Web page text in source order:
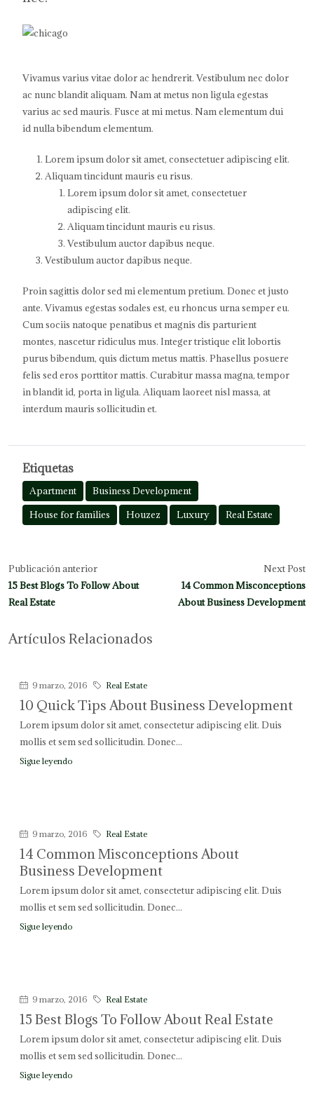
Vivamus varius vitae dolor ac hendrerit. Vestibulum nec dolor
ac nunc blandit aliquam. Nam at metus non ligula egestas
varius ac sed mauris. Fusce at mi metus. Nam elementum dui
id nulla bibendum elementum.
Lorem ipsum dolor sit amet, consectetuer adipiscing elit.
Aliquam tincidunt mauris eu risus.
Lorem ipsum dolor sit amet, consectetuer
adipiscing elit.
Aliquam tincidunt mauris eu risus.
Vestibulum auctor dapibus neque.
Vestibulum auctor dapibus neque.
Proin sagittis dolor sed mi elementum pretium. Donec et justo
ante. Vivamus egestas sodales est, eu rhoncus urna semper eu.
Cum sociis natoque penatibus et magnis dis parturient
montes, nascetur ridiculus mus. Integer tristique elit lobortis
purus bibendum, quis dictum metus mattis. Phasellus posuere
felis sed eros porttitor mattis. Curabitur massa magna, tempor
in blandit id, porta in ligula. Aliquam laoreet nisl massa, at
interdum mauris sollicitudin et.
Etiquetas
Apartment
Business Development
House for families
Houzez Luxury Real Estate
Publicación anterior
15 Best Blogs To Follow About
Real Estate
Next Post
14 Common Misconceptions
About Business Development
Artículos Relacionados
9 marzo, 2016 Real Estate
10 Quick Tips About Business Development
Lorem ipsum dolor sit amet, consectetur adipiscing elit. Duis
mollis et sem sed sollicitudin. Donec...
Sigue leyendo
9 marzo, 2016 Real Estate
14 Common Misconceptions About
Business Development
Lorem ipsum dolor sit amet, consectetur adipiscing elit. Duis
mollis et sem sed sollicitudin. Donec...
Sigue leyendo
9 marzo, 2016 Real Estate
15 Best Blogs To Follow About Real Estate
Lorem ipsum dolor sit amet, consectetur adipiscing elit. Duis
mollis et sem sed sollicitudin. Donec...
Sigue leyendo